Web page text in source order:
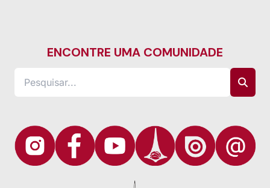
ENCONTRE UMA COMUNIDADE